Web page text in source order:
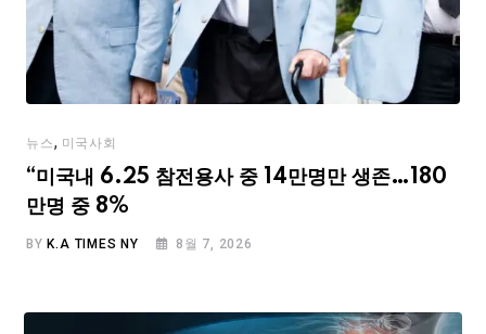
뉴스, 미국사회
“미국내 6.25 참전용사 중 14만명만 생존…180
만명 중 8%
BY K.A TIMES NY 8월 7, 2026